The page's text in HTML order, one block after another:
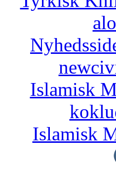
Islamisk
Islamisk